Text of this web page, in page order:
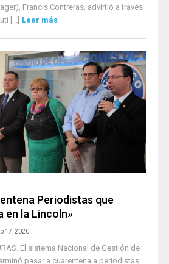
Francis Contreras, advirtió a través
[...] Leer más
Periodistas que
en la Lincoln»
17, 2020
El sistema Nacional de Gestión de
pasar a cuarentena a periodistas